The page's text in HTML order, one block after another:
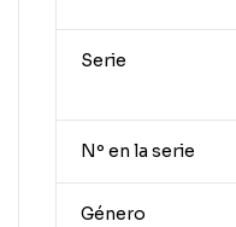
Serie
Nº en la serie
Género